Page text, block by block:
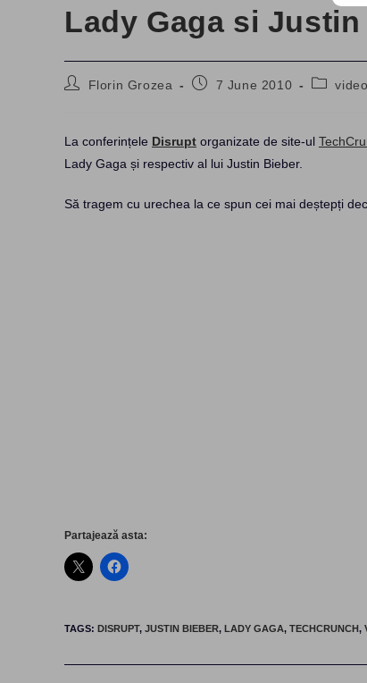
Lady Gaga si
PostFlorin Grozea
Post7 June 2010
Postvideo
La conferințele Disrupt organizate de site-ul
Lady Gaga și respectiv al lui Justin Bieber.
Să tragem cu urechea la ce spun cei mai deștepți
Partajează asta:
TAGS: DISRUPT, JUSTIN BIEBER, LADY GAGA, TECHCRUNCH,